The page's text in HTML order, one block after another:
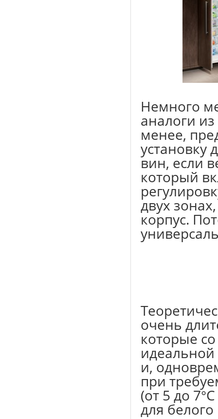
Немного
аналоги
менее,
установку
вин, если
который
двух
корпус.
очень
которые
идеальной
и,
при
(от 5 до
для